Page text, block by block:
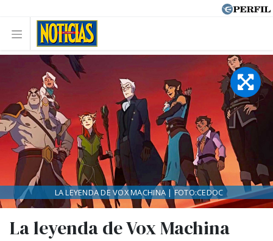
La leyenda de Vox Machina
LA LEYENDA DE VOX MACHINA | FOTO:CEDOC